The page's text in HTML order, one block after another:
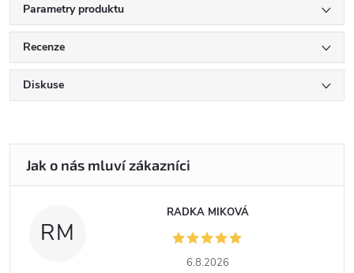
Parametry produktu
Recenze
Diskuse
RM
RADKA MIKOVÁ
6.8.2026